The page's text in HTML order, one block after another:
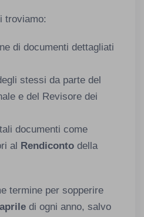
troviamo:
di documenti dettagliati
stessi da parte del
e del Revisore dei
documenti come
al Rendiconto della
termine per sopperire
di ogni anno, salvo